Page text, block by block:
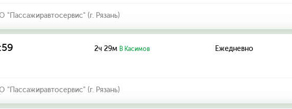
"Пассажиравтосервис" (г. Рязань)
2ч 29м В Касимов Ежедневно
"Пассажиравтосервис" (г. Рязань)